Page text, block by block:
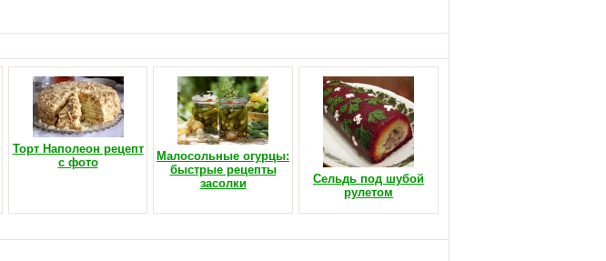
Торт Наполеон рецепт
с фото
Малосольные огурцы:
быстрые рецепты
засолки
Сельдь под шубой
рулетом